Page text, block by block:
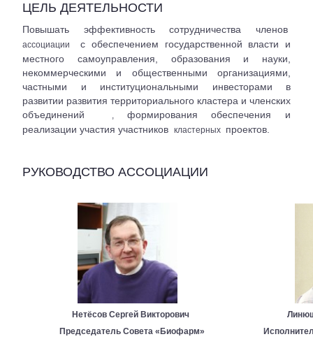
ЦЕЛЬ ДЕЯТЕЛЬНОСТИ
Повышать эффективность сотрудничества членов
ассоциациис обеспечением государственной власти и
местного самоуправления, образования и науки,
некоммерческими и общественными организациями,
частными и институциональными инвесторами в
развитии развития территориального кластера и членских
объединений
, формирования обеспечения и
реализации участия участников кластерных проектов.
РУКОВОДСТВО АССОЦИАЦИИ
Нетёсов Сергей Викторович
Председатель Совета «Биофарм»